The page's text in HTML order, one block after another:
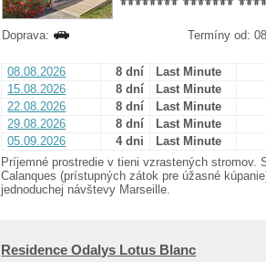
Doprava:
Termíny od:
08.08.2026 8 dní Last Minute
15.08.2026
8 dní Last Minute
22.08.2026
8 dní Last Minute
29.08.2026
8 dní Last Minute
05.09.2026
4 dni Last Minute
Príjemné prostredie v tieni vzrastených stromov.
Calanques (prístupných zátok pre úžasné
jednoduchej návštevy Marseille.
Residence Odalys Lotus Blanc